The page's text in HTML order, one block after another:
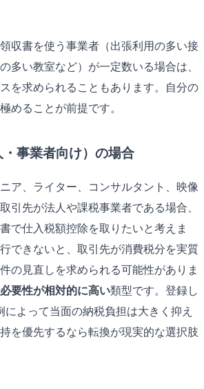
収書を使う事業者（出張利用の多い接
多い教室など）が一定数いる場合は、
を求められることもあります。自分の
めることが前提です。
事業者向け）の場合
ア、ライター、コンサルタント、映像
引先が法人や課税事業者である場合、
で仕入税額控除を取りたいと考えま
できないと、取引先が消費税分を実質
の見直しを求められる可能性がありま
要性が相対的に高い類型です。登録し
によって当面の納税負担は大きく抑え
を優先するなら転換が現実的な選択肢